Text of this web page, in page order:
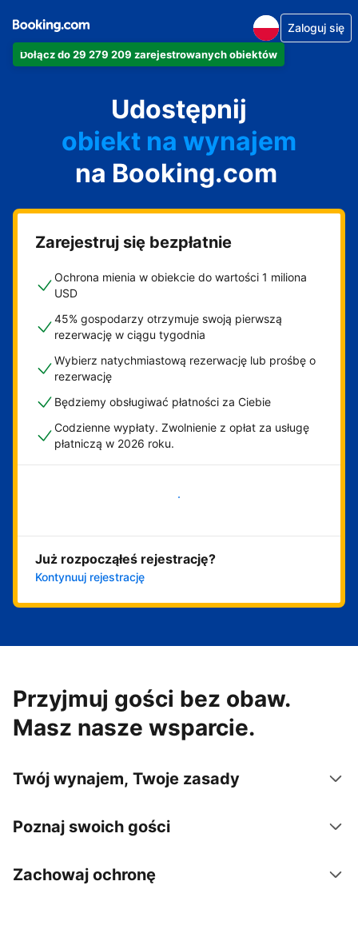
Dołącz do 29 279 209 zarejestrowanych obiektów
Zaloguj się
Udostępnij
apartament
hotel
obiekt na wynajem
wakacyjny
pensjonat
obiekt B&B
na Booking.com
Zarejestruj się bezpłatnie
Ochrona mienia w obiekcie do wartości 1 miliona
USD
45% gospodarzy otrzymuje swoją pierwszą
rezerwację w ciągu tygodnia
Wybierz natychmiastową rezerwację lub prośbę o
rezerwację
Będziemy obsługiwać płatności za Ciebie
Codzienne wypłaty. Zwolnienie z opłat za usługę
płatniczą w 2026 roku.
Zacznij już teraz
Już rozpocząłeś rejestrację?
Kontynuuj rejestrację
Przyjmuj gości bez obaw.
Masz nasze wsparcie.
Twój wynajem, Twoje zasady
Poznaj swoich gości
Zachowaj ochronę